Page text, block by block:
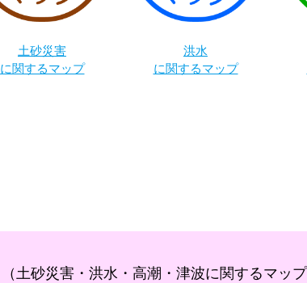
土砂災害
に関するマップ
洪水
に関するマップ
（土砂災害・洪水・高潮・津波に関するマップ